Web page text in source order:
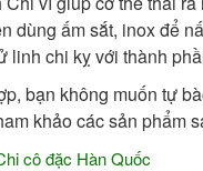
dùng ấm sắt, inox để
linh chi kỵ với thành
bạn không muốn tự
khảo các sản phẩm
cô đặc Hàn Quốc